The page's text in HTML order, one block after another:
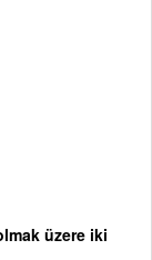
üzere iki